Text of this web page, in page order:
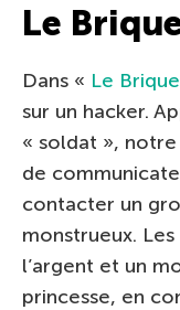
Le
Dans « Le
sur un hacker.
« soldat »,
de
contacter un
monstrueux.
l’argent et un
princesse, en